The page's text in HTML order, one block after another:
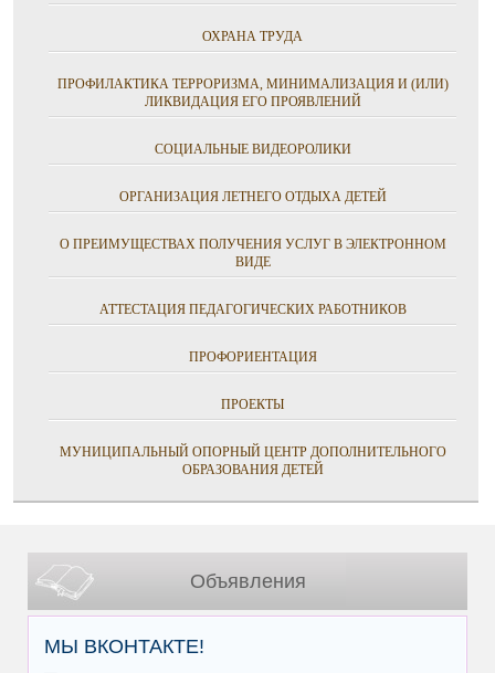
ОХРАНА ТРУДА
ПРОФИЛАКТИКА ТЕРРОРИЗМА, МИНИМАЛИЗАЦИЯ И (ИЛИ)
ЛИКВИДАЦИЯ ЕГО ПРОЯВЛЕНИЙ
СОЦИАЛЬНЫЕ ВИДЕОРОЛИКИ
ОРГАНИЗАЦИЯ ЛЕТНЕГО ОТДЫХА ДЕТЕЙ
О ПРЕИМУЩЕСТВАХ ПОЛУЧЕНИЯ УСЛУГ В ЭЛЕКТРОННОМ
ВИДЕ
АТТЕСТАЦИЯ ПЕДАГОГИЧЕСКИХ РАБОТНИКОВ
ПРОФОРИЕНТАЦИЯ
ПРОЕКТЫ
МУНИЦИПАЛЬНЫЙ ОПОРНЫЙ ЦЕНТР ДОПОЛНИТЕЛЬНОГО
ОБРАЗОВАНИЯ ДЕТЕЙ
Объявления
МЫ ВКОНТАКТЕ!